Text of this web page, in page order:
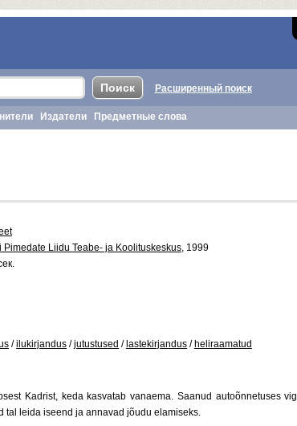
Расширенный поиск
Издатели Предметные слова
Pimedate Liidu Teabe- ja Koolituskeskus, 1999
/ilukirjandus /jutustused / lastekirjandus / heliraamatud
Kadrist, keda kasvatab vanaema. Saanud autoõnnetuses
tal leida iseend ja annavad jõudu elamiseks.